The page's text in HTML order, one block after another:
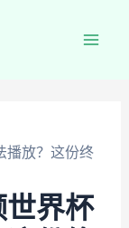
播放？这份终
世界杯